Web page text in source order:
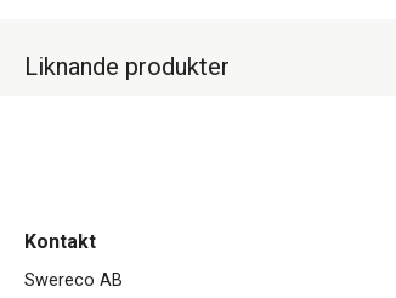
Liknande produkter
Kontakt
Swereco AB